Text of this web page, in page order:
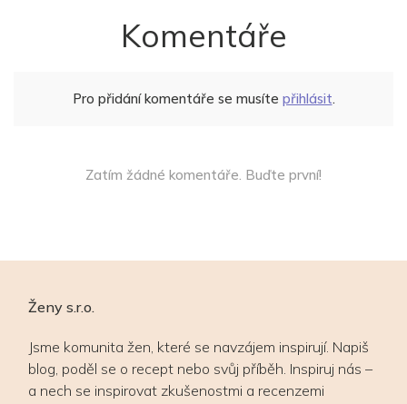
Komentáře
Pro přidání komentáře se musíte přihlásit.
Zatím žádné komentáře. Buďte první!
Ženy s.r.o.
Jsme komunita žen, které se navzájem inspirují. Napiš
blog, poděl se o recept nebo svůj příběh. Inspiruj nás –
a nech se inspirovat zkušenostmi a recenzemi